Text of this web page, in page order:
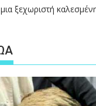
ξεχωριστή